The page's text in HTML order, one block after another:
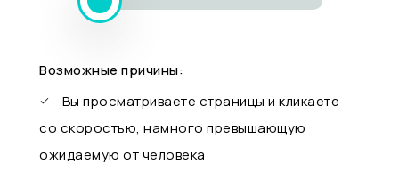
Возможные причины:
Вы просматриваете страницы и кликаете
со скоростью, намного превышающую
ожидаемую от человека